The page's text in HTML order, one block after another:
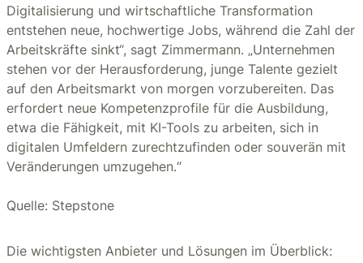
Digitalisierung und wirtschaftliche Transformation
entstehen neue, hochwertige Jobs, während die Zahl der
Arbeitskräfte sinkt“, sagt Zimmermann. „Unternehmen
stehen vor der Herausforderung, junge Talente gezielt
auf den Arbeitsmarkt von morgen vorzubereiten. Das
erfordert neue Kompetenzprofile für die Ausbildung,
etwa die Fähigkeit, mit KI-Tools zu arbeiten, sich in
digitalen Umfeldern zurechtzufinden oder souverän mit
Veränderungen umzugehen.“
Quelle: Stepstone
Die wichtigsten Anbieter und Lösungen im Überblick: